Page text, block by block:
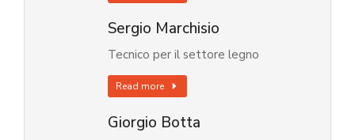
Sergio Marchisio
Tecnico per il settore legno
Read more
Giorgio Botta